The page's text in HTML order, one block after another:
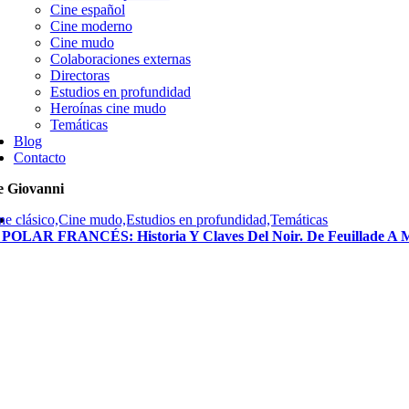
Cine español
Cine moderno
Cine mudo
Colaboraciones externas
Directoras
Estudios en profundidad
Heroínas cine mudo
Temáticas
Blog
Contacto
Giovanni
clásico,Cine mudo,Estudios en profundidad,Temáticas
FRANCÉS: Historia Y Claves Del Noir. De Feuillade A